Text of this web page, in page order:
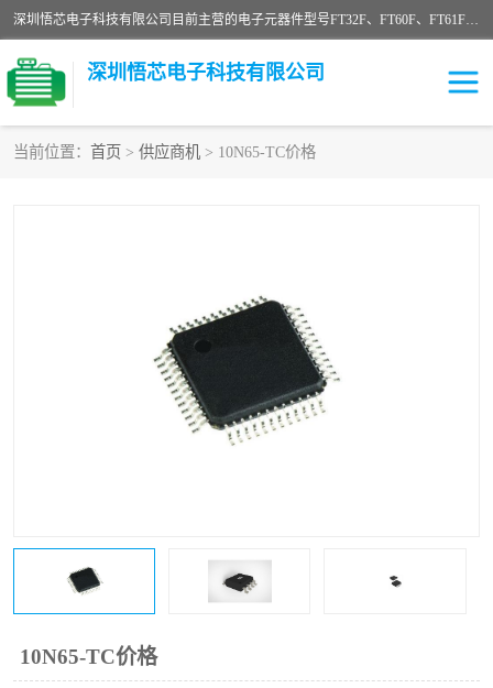
深圳悟芯电子科技有限公司目前主营的电子元器件型号FT32F、FT60F、FT61F、FT62F、FT64F、FT61FC、MCU EEPROM MOS LDO 稳压管 触摸IC DC-DC AC-DC 协议IC等，广泛应用于LED射灯、LED日光灯、等诸多领域。
深圳悟芯电子科技有限公司
当前位置： 首页 > 供应商机 > 10N65-TC价格
10N65-TC价格
FT32F
FT61F
FT64F
FT61F022
FT61F021